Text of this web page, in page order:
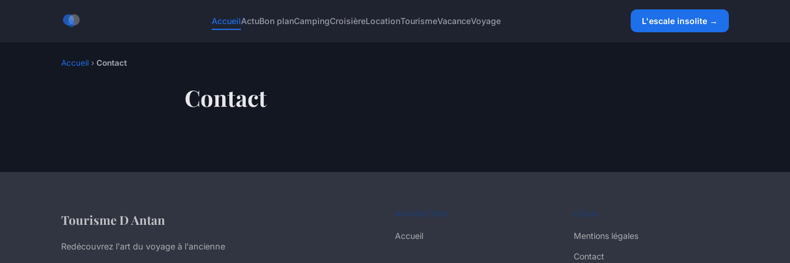
AccueilActuBon planCampingCroisièreLocationTourismeVacanceVoyage L'escale insolite →
Accueil › Contact
Contact
Tourisme D Antan
Redécouvrez l'art du voyage à l'ancienne
NAVIGATION
Accueil
LÉGAL
Mentions légales
Contact